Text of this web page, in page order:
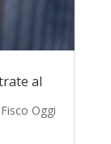
al
Fisco Oggi